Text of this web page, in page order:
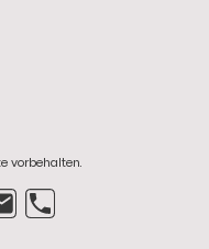
vorbehalten.